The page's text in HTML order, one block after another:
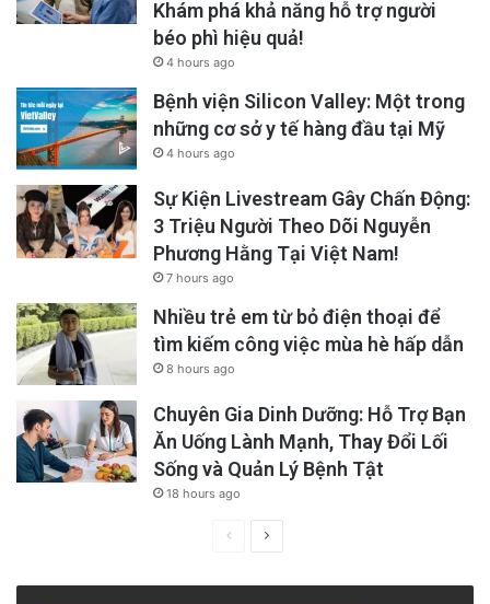
Khám phá khả năng hỗ trợ người
béo phì hiệu quả!
4 hours ago
Bệnh viện Silicon Valley: Một trong
những cơ sở y tế hàng đầu tại Mỹ
4 hours ago
Sự Kiện Livestream Gây Chấn Động:
3 Triệu Người Theo Dõi Nguyễn
Phương Hằng Tại Việt Nam!
7 hours ago
Nhiều trẻ em từ bỏ điện thoại để
tìm kiếm công việc mùa hè hấp dẫn
8 hours ago
Chuyên Gia Dinh Dưỡng: Hỗ Trợ Bạn
Ăn Uống Lành Mạnh, Thay Đổi Lối
Sống và Quản Lý Bệnh Tật
18 hours ago
PreviousNext